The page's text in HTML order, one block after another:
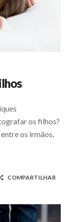
os filhos?
os irmãos,
COMPARTILHAR